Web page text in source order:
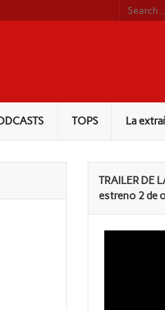
TOPS La
TRAILER DE
estreno 2 de
Reproductor